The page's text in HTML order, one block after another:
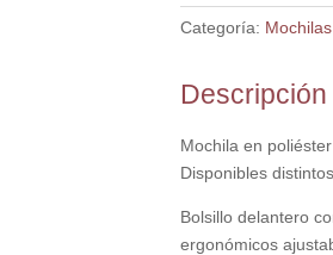
Categoría: Mochilas
Descripción
Mochila en
Disponibles
Bolsillo delantero
ergonómicos